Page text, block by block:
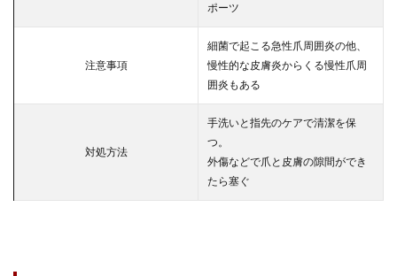
ポーツ
注意事項
細菌で起こる急性爪周囲炎の他、
慢性的な皮膚炎からくる慢性爪周
囲炎もある
対処方法
手洗いと指先のケアで清潔を保
つ。
外傷などで爪と皮膚の隙間ができ
たら塞ぐ